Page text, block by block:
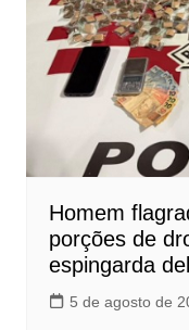
Homem
porções de
espingarda
5 de agosto de